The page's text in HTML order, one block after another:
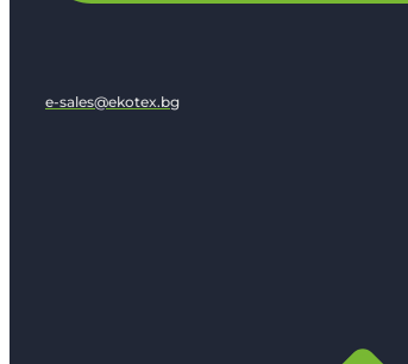
e-sales@ekotex.bg